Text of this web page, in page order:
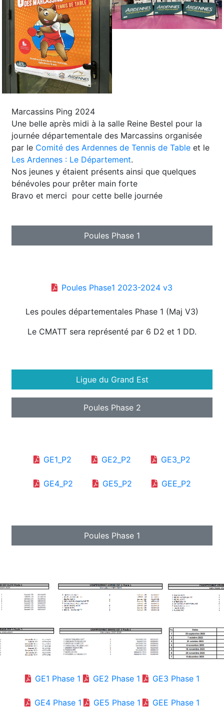
Marcassins Ping 2024
Une belle après midi à la salle Reine Bestel pour la
journée départementale des Marcassins organisée
par le Comité des Ardennes de Tennis de Table et le
Les Ardennes : Le Département.
Nos jeunes y étaient présents ainsi que quelques
bénévoles pour prêter main forte
Bravo et merci pour cette belle journée
Poules Phase 1
Poules Phase1 2023-2024 v3
Les poules départementales Phase 1 (Maj V3)
Le CMATT sera représenté par 6 D2 et 1 DD.
Ligue du Grand Est
Poules Phase 2
GE1_P2 GE2_P2 GE3_P2
GE4_P2 GE5_P2 GEE_P2
Poules Phase 1
GE1 Phase 1 GE2 Phase 1 GE3 Phase 1
GE4 Phase 1 GE5 Phase 1 GEE Phase 1